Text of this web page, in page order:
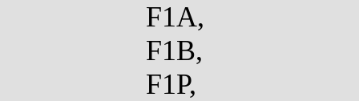
F1A,
F1B,
F1P,